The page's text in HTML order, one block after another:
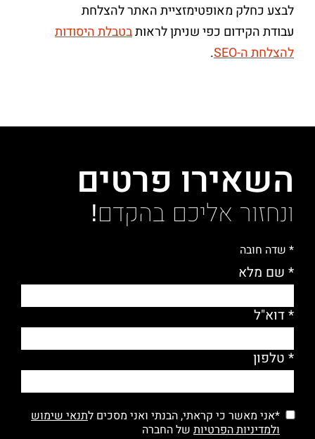
לבצע כחלק מאופטימזציית האתר להצלחת
עבודת הקידום כפי שניתן לראותבטבלת היסודות
להצלחת ה-SEO
.
השאירו פרטים
ונחזור אליכם בהקדם!
* שדה חובה
* שם מלא
* דוא"ל
* טלפון
*אני מאשר כי קראתי, הבנתי ואני מסכים לתנאי שימוש
ולמדיניות הפרטיות של החברה